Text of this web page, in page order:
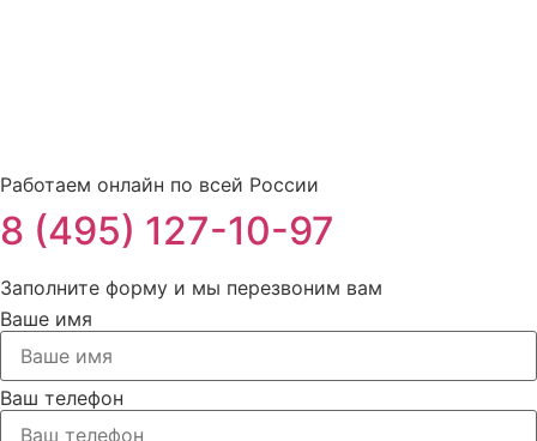
Работаем онлайн по всей России
8 (495) 127-10-97
Заполните форму и мы перезвоним вам
Ваше имя
Ваш телефон